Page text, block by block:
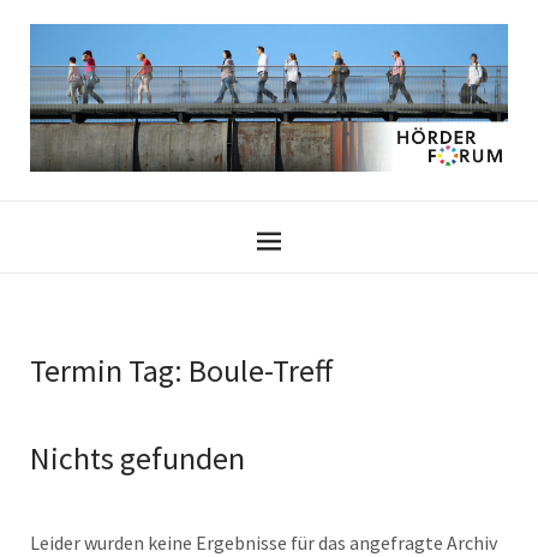
Termin Tag: Boule-Treff
Nichts gefunden
Leider wurden keine Ergebnisse für das angefragte Archiv